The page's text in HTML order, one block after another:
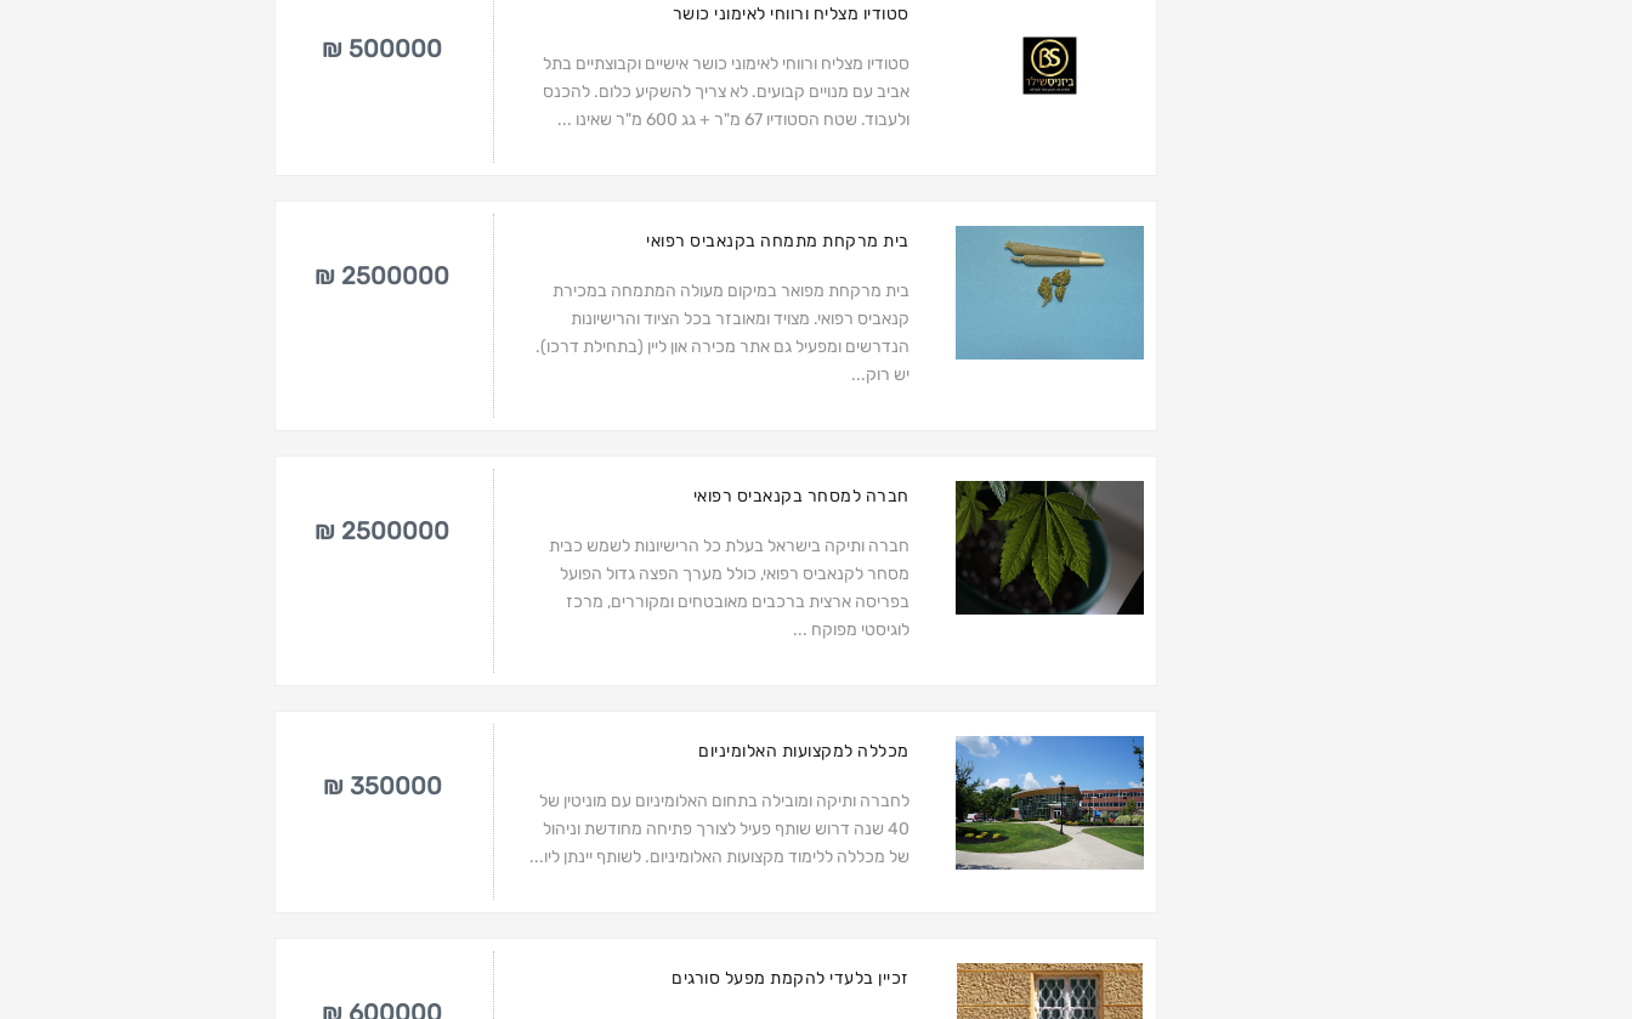
סטודיו מצליח ורווחי לאימוני כושר
סטודיו מצליח ורווחי לאימוני כושר אישיים וקבוצתיים בתל
אביב עם מנויים קבועים. לא צריך להשקיע כלום. להכנס
ולעבוד. שטח הסטודיו 67 מ"ר + גג 600 מ"ר שאינו ...
500000 ₪
בית מרקחת מתמחה בקנאביס רפואי
בית מרקחת מפואר במיקום מעולה המתמחה במכירת
קנאביס רפואי. מצויד ומאובזר בכל הציוד והרישיונות
הנדרשים ומפעיל גם אתר מכירה און ליין (בתחילת דרכו).
יש רוק...
2500000 ₪
חברה למסחר בקנאביס רפואי
חברה ותיקה בישראל בעלת כל הרישיונות לשמש כבית
מסחר לקנאביס רפואי, כולל מערך הפצה גדול הפועל
בפריסה ארצית ברכבים מאובטחים ומקוררים, מרכז
לוגיסטי מפוקח ...
2500000 ₪
מכללה למקצועות האלומיניום
לחברה ותיקה ומובילה בתחום האלומיניום עם מוניטין של
40 שנה דרוש שותף פעיל לצורך פתיחה מחודשת וניהול
של מכללה ללימוד מקצועות האלומיניום. לשותף יינתן ליו...
350000 ₪
זכיין בלעדי להקמת מפעל סורגים
600000 ₪